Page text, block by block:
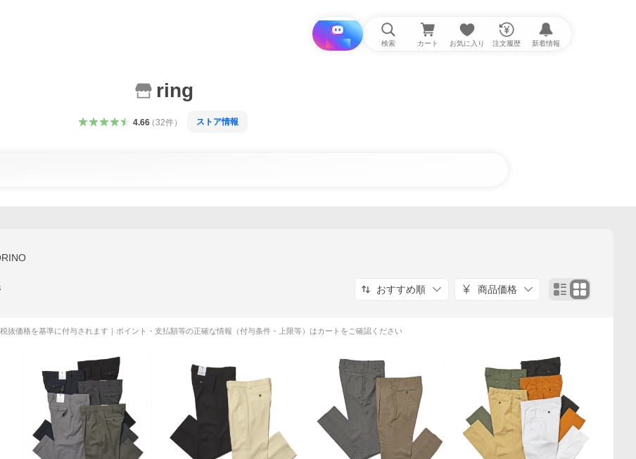
i と探す 検索 カート お気に入り 注文履歴 新着情報
ring
4.66（32件） ストア情報
おすすめ順 商品価格
税抜価格を基準に付与されます｜ポイント・支払額等の正確な情報（付与条件・上限等）はカートをご確認ください